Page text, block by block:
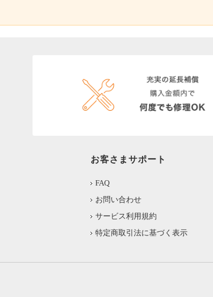
お客さまサポート
FAQ
お問い合わせ
サービス利用規約
特定商取引法に基づく表示